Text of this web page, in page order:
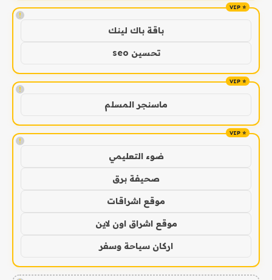
!
باقة باك لينك
تحسين seo
!
ماسنجر المسلم
!
ضوء التعليمي
صحيفة برق
موقع اشراقات
موقع اشراق اون لاين
اركان سياحة وسفر